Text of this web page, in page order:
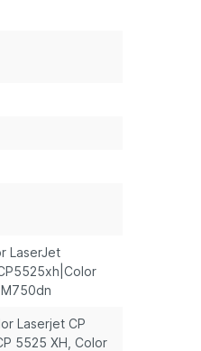
LaserJet
Laserjet CP
5525 XH , Color